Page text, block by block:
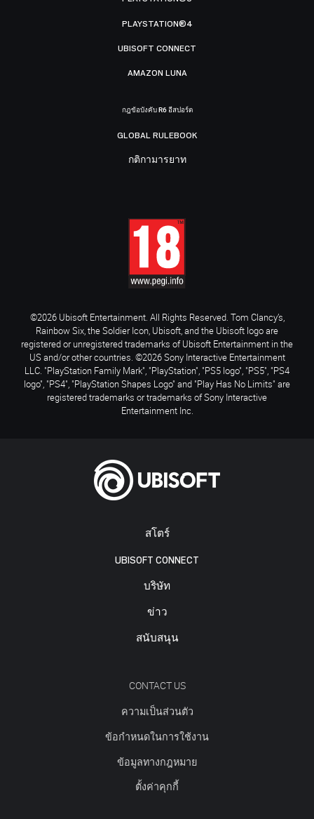
สโตร์
UBISOFT CONNECT
บริษัท
ข่าว
สนับสนุน
CONTACT US
ความเป็นส่วนตัว
ข้อกำหนดในการใช้งาน
ข้อมูลทางกฎหมาย
ตั้งค่าคุกกี้
PLAYSTATION®4
UBISOFT CONNECT
AMAZON LUNA
กฎข้อบังคับ R6 อีสปอร์ต
GLOBAL RULEBOOK
กติกามารยาท
©2026 Ubisoft Entertainment. All Rights Reserved. Tom Clancy’s,
Rainbow Six, the Soldier Icon, Ubisoft, and the Ubisoft logo are
registered or unregistered trademarks of Ubisoft Entertainment in the
US and/or other countries. ©2026 Sony Interactive Entertainment
LLC. "PlayStation Family Mark", "PlayStation", "PS5 logo", "PS5", "PS4
logo", "PS4", "PlayStation Shapes Logo" and "Play Has No Limits" are
registered trademarks or trademarks of Sony Interactive
Entertainment Inc.